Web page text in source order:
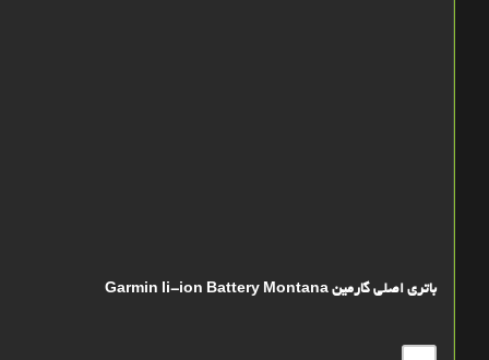
باتري اصلي گارمین Garmin li-ion Battery Montana